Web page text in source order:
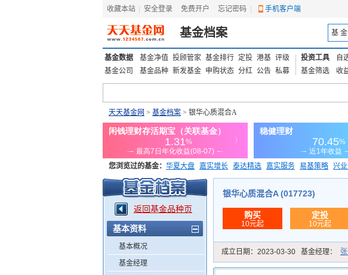
收藏本站 安全登录 免费开户 忘记密码 手机客户端
基金档案 基 金
基金数据 基金净值 投顾管家 基金排行 定投 港基 评级
基金公司
基金品种 新发基金 申购状态 分红 公告 私募
投资工具 自
基金筛选
收
天天基金网 > 基金档案 > 银华心质混合A
您浏览过的基金： 华夏大盘 嘉实增长 泰达精选 嘉实服务 易基策略 兴
添富优势 华安宏利 上证180价值ETF
返回基金品种页
基本资料
基本概况
基金经理
银华心质混合A (017723)
购买
10元起
定投
10元起
成立日期： 2023-03-30 基金经理：